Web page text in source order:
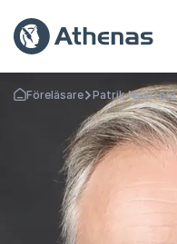
Gå tillbaka till startsidan
Föreläsare Patrik Nyström